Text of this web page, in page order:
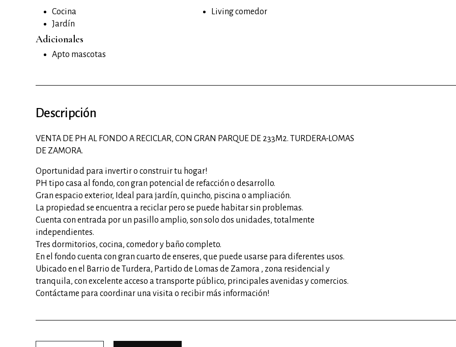
Cocina
Jardín
Living comedor
Adicionales
Apto mascotas
Descripción
VENTA DE PH AL FONDO A RECICLAR, CON GRAN PARQUE DE 233M2. TURDERA-LOMAS
DE ZAMORA.
Oportunidad para invertir o construir tu hogar!
PH tipo casa al fondo, con gran potencial de refacción o desarrollo.
Gran espacio exterior, Ideal para jardín, quincho, piscina o ampliación.
La propiedad se encuentra a reciclar pero se puede habitar sin problemas.
Cuenta con entrada por un pasillo amplio, son solo dos unidades, totalmente
independientes.
Tres dormitorios, cocina, comedor y baño completo.
En el fondo cuenta con gran cuarto de enseres, que puede usarse para diferentes usos.
Ubicado en el Barrio de Turdera, Partido de Lomas de Zamora , zona residencial y
tranquila, con excelente acceso a transporte público, principales avenidas y comercios.
Contáctame para coordinar una visita o recibir más información!